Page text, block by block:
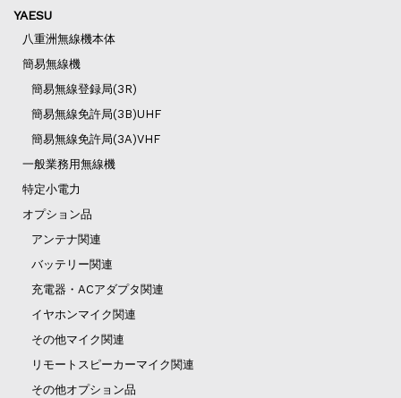
YAESU
八重洲無線機本体
簡易無線機
簡易無線登録局(3R)
簡易無線免許局(3B)UHF
簡易無線免許局(3A)VHF
一般業務用無線機
特定小電力
オプション品
アンテナ関連
バッテリー関連
充電器・ACアダプタ関連
イヤホンマイク関連
その他マイク関連
リモートスピーカーマイク関連
その他オプション品